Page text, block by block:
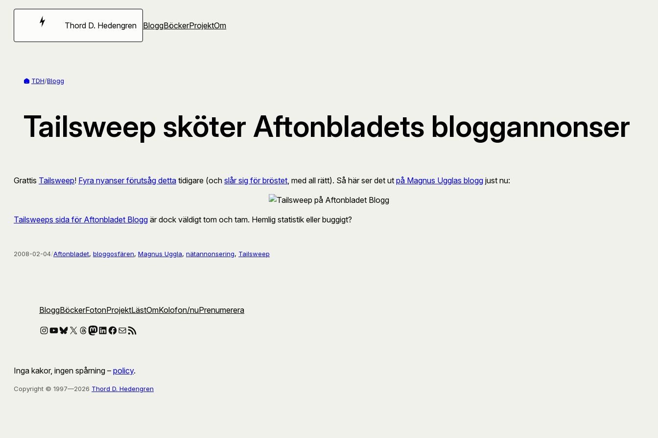
Hoppa
Thord D. Hedengren BloggBöckerProjektOm
TDH/Blogg
Tailsweep sköter Aftonbladets bloggannonser
Grattis Tailsweep! Fyra nyanser förutsåg detta tidigare (och slår sig för bröstet , med all rätt). Så här ser det ut på Magnus Ugglas blogg just nu:
Tailsweeps sida för Aftonbladet Blogg är dock väldigt tom och tam. Hemlig statistik eller buggigt?
2008-02-04/Aftonbladet, bloggosfären, Magnus Uggla, nätannonsering, Tailsweep
BloggBöckerFotonProjektLästOmKolofon/nuPrenumerera
Instagram
YouTube
Bluesky
X Threads
Mastodon
LinkedIn
Facebook
E-postRSS-flöde
Inga kakor, ingen spårning – policy.
Copyright © 1997—2026 Thord D. Hedengren